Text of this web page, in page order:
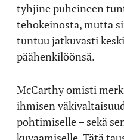
tyhjine puheineen
tehokeinosta, mutta
tuntuu jatkuvasti
päähenkilöönsä.
McCarthy omisti
ihmisen
pohtimiselle – sekä